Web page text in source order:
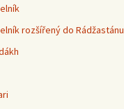
rozšířený do Rádžastánu